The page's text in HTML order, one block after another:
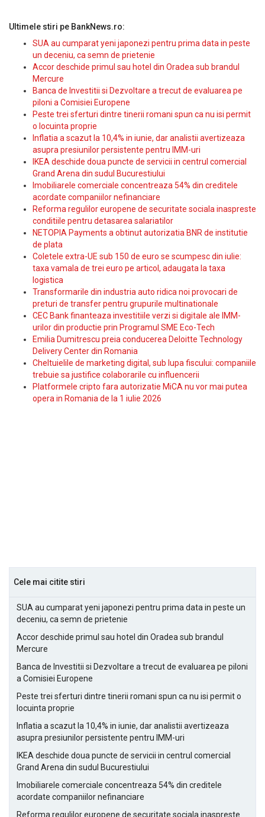
Ultimele stiri pe BankNews.ro:
SUA au cumparat yeni japonezi pentru prima data in peste
un deceniu, ca semn de prietenie
Accor deschide primul sau hotel din Oradea sub brandul
Mercure
Banca de Investitii si Dezvoltare a trecut de evaluarea pe
piloni a Comisiei Europene
Peste trei sferturi dintre tinerii romani spun ca nu isi permit
o locuinta proprie
Inflatia a scazut la 10,4% in iunie, dar analistii avertizeaza
asupra presiunilor persistente pentru IMM-uri
IKEA deschide doua puncte de servicii in centrul comercial
Grand Arena din sudul Bucurestiului
Imobiliarele comerciale concentreaza 54% din creditele
acordate companiilor nefinanciare
Reforma regulilor europene de securitate sociala inaspreste
conditiile pentru detasarea salariatilor
NETOPIA Payments a obtinut autorizatia BNR de institutie
de plata
Coletele extra-UE sub 150 de euro se scumpesc din iulie:
taxa vamala de trei euro pe articol, adaugata la taxa
logistica
Transformarile din industria auto ridica noi provocari de
preturi de transfer pentru grupurile multinationale
CEC Bank finanteaza investitiile verzi si digitale ale IMM-
urilor din productie prin Programul SME Eco-Tech
Emilia Dumitrescu preia conducerea Deloitte Technology
Delivery Center din Romania
Cheltuielile de marketing digital, sub lupa fiscului: companiile
trebuie sa justifice colaborarile cu influencerii
Platformele cripto fara autorizatie MiCA nu vor mai putea
opera in Romania de la 1 iulie 2026
Cele mai citite stiri
SUA au cumparat yeni japonezi pentru prima data in peste un
deceniu, ca semn de prietenie
Accor deschide primul sau hotel din Oradea sub brandul
Mercure
Banca de Investitii si Dezvoltare a trecut de evaluarea pe piloni
a Comisiei Europene
Peste trei sferturi dintre tinerii romani spun ca nu isi permit o
locuinta proprie
Inflatia a scazut la 10,4% in iunie, dar analistii avertizeaza
asupra presiunilor persistente pentru IMM-uri
IKEA deschide doua puncte de servicii in centrul comercial
Grand Arena din sudul Bucurestiului
Imobiliarele comerciale concentreaza 54% din creditele
acordate companiilor nefinanciare
Reforma regulilor europene de securitate sociala inaspreste